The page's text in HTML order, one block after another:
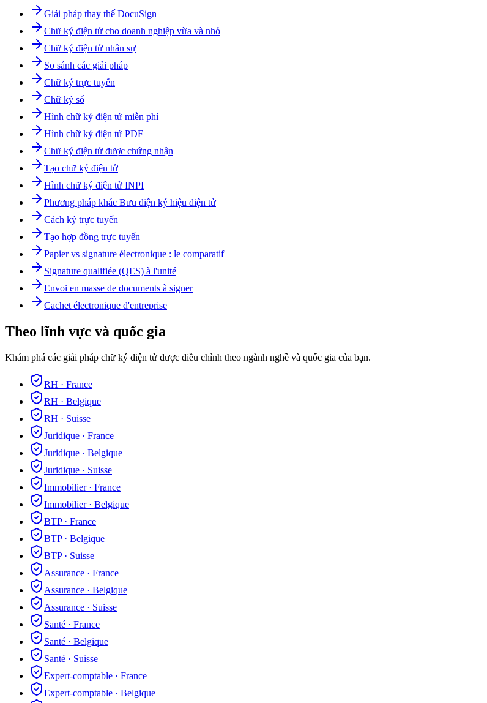
Giải pháp thay thế DocuSign
Chữ ký điện tử cho doanh nghiệp vừa và nhỏ
Chữ ký điện tử nhân sự
So sánh các giải pháp
Chữ ký trực tuyến
Chữ ký số
Hình chữ ký điện tử miễn phí
Hình chữ ký điện tử PDF
Chữ ký điện tử được chứng nhận
Tạo chữ ký điện tử
Hình chữ ký điện tử INPI
Phương pháp khác Bưu điện ký hiệu điện tử
Cách ký trực tuyến
Tạo hợp đồng trực tuyến
Papier vs signature électronique : le comparatif
Signature qualifiée (QES) à l'unité
Envoi en masse de documents à signer
Cachet électronique d'entreprise
Theo lĩnh vực và quốc gia
Khám phá các giải pháp chữ ký điện tử được điều chỉnh theo ngành nghề và quốc gia của bạn.
RH · France
RH · Belgique
RH · Suisse
Juridique · France
Juridique · Belgique
Juridique · Suisse
Immobilier· France
Immobilier· Belgique
BTP· France
BTP· Belgique
BTP· Suisse
Assurance · France
Assurance · Belgique
Assurance · Suisse
Santé · France
Santé · Belgique
Santé · Suisse
Expert-comptable · France
Expert-comptable · Belgique